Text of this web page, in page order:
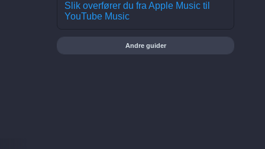
Slik overfører du fra Apple Music til
YouTube Music
Andre guider